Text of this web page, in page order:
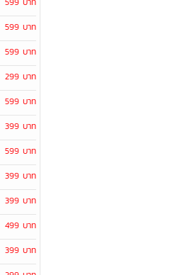
599 บาท
599 บาท
299 บาท
599 บาท
399 บาท
599 บาท
399 บาท
399 บาท
499 บาท
399 บาท